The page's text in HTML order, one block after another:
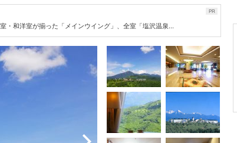
PR
・和洋室が揃った「メインウイング」、全室「塩沢温泉...